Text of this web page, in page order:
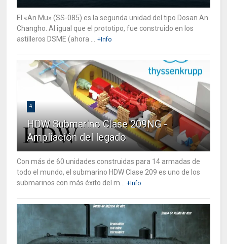
El «An Mu» (SS-085) es la segunda unidad del tipo Dosan An
Changho. Al igual que el prototipo, fue construido en los
astilleros DSME (ahora ...
+Info
4
HDW Submarino Clase 209NG -
Ampliación del legado
Con más de 60 unidades construidas para 14 armadas de
todo el mundo, el submarino HDW Clase 209 es uno de los
submarinos con más éxito del m...
+Info